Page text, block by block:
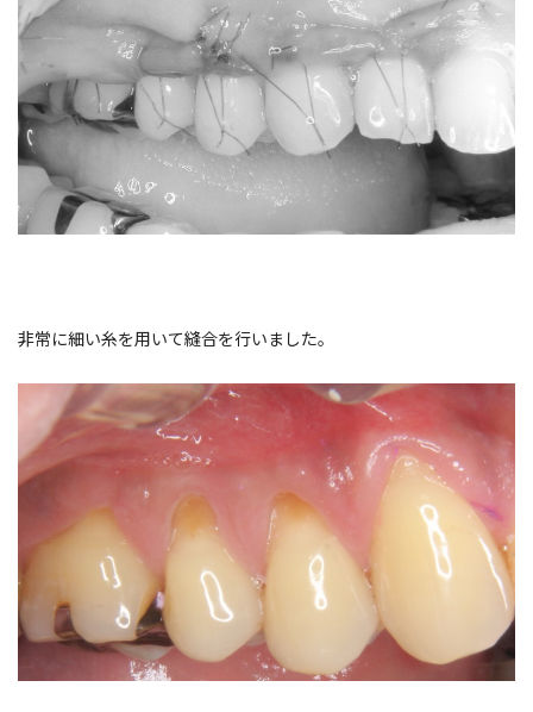
非常に細い糸を用いて縫合を行いました。